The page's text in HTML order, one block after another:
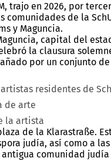
trajo en 2026, por
de la
y Maguncia.
capital del
la clausura
por un conjunto
residentes de
de arte
la artista
de la Klarastraße.
judía, así como a
comunidad judía